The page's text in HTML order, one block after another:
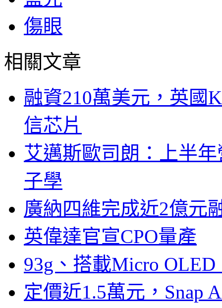
傷眼
相關文章
融資210萬美元，英國
信芯片
艾邁斯歐司朗：上半
子學
廣納四維完成近2億元
英偉達官宣CPO量產
93g、搭載Micro
定價近1.5萬元，Snap